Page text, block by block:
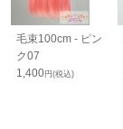
毛束100cm - ピン
ク07
1,400円(税込)